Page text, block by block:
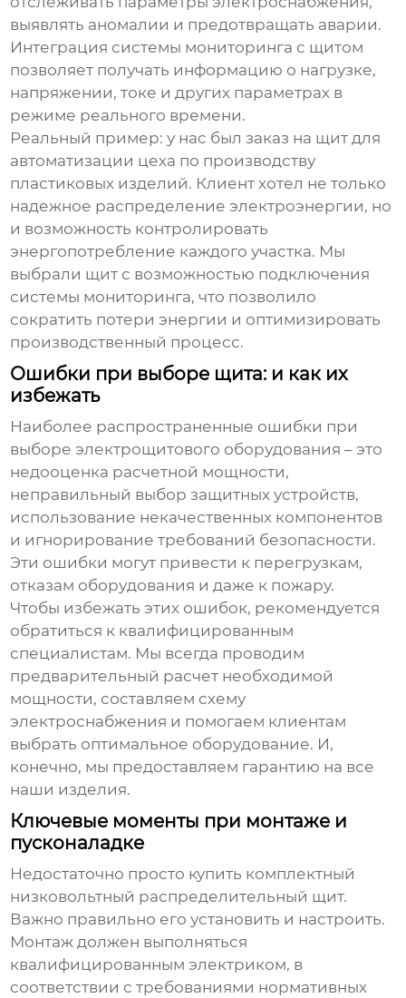
выявлять аномалии и предотвращать аварии.
Интеграция системы мониторинга с щитом
позволяет получать информацию о нагрузке,
напряжении, токе и других параметрах в
режиме реального времени.
Реальный пример: у нас был заказ на щит для
автоматизации цеха по производству
пластиковых изделий. Клиент хотел не только
надежное распределение электроэнергии, но
и возможность контролировать
энергопотребление каждого участка. Мы
выбрали щит с возможностью подключения
системы мониторинга, что позволило
сократить потери энергии и оптимизировать
производственный процесс.
Ошибки при выборе щита: и как их
избежать
Наиболее распространенные ошибки при
выбореэлектрощитового оборудования – это
недооценка расчетной мощности,
неправильный выбор защитных устройств,
использование некачественных компонентов
и игнорирование требований безопасности.
Эти ошибки могут привести к перегрузкам,
отказам оборудования и даже к пожару.
Чтобы избежать этих ошибок, рекомендуется
обратиться к квалифицированным
специалистам. Мы всегда проводим
предварительный расчет необходимой
мощности, составляем схему
электроснабжения и помогаем клиентам
выбрать оптимальное оборудование. И,
конечно, мы предоставляем гарантию на все
наши изделия.
Ключевые моменты при монтаже и
пусконаладке
Недостаточно просто купить комплектный
низковольтный распределительный щит.
Важно правильно его установить и настроить.
Монтаж должен выполняться
квалифицированным электриком, в
соответствии с требованиями нормативных